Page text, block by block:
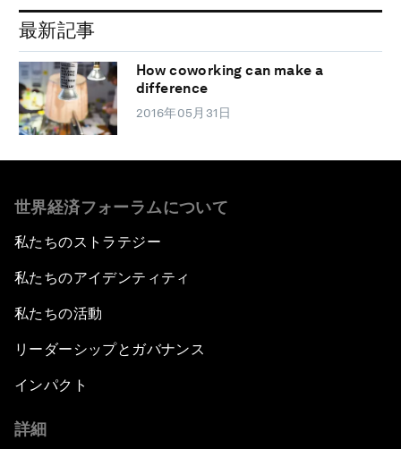
最新記事
How coworking can make a
difference
2016年05月31日
世界経済フォーラムについて
私たちのストラテジー
私たちのアイデンティティ
私たちの活動
リーダーシップとガバナンス
インパクト
詳細